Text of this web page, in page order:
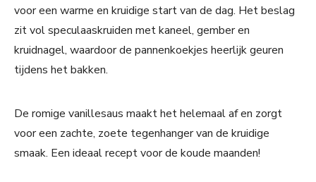
voor een warme en kruidige start van de dag. Het beslag
zit vol speculaaskruiden met kaneel, gember en
kruidnagel, waardoor de pannenkoekjes heerlijk geuren
tijdens het bakken.
De romige vanillesaus maakt het helemaal af en zorgt
voor een zachte, zoete tegenhanger van de kruidige
smaak. Een ideaal recept voor de koude maanden!